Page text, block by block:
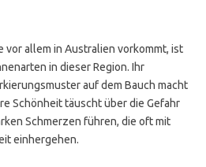
vor allem in Australien vorkommt, ist
in dieser Region. Ihr
auf dem Bauch macht
Schönheit täuscht über die Gefahr
Schmerzen führen, die oft mit
einhergehen.